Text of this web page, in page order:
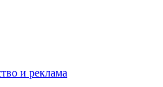
и реклама